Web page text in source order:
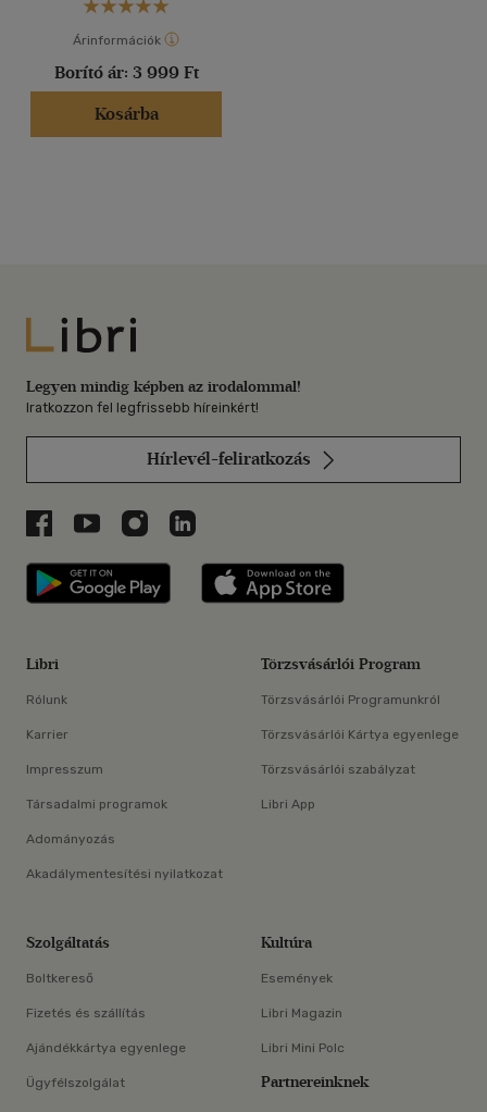
Árinformációk
Borító ár: 3 999 Ft
Kosárba
Libri
Legyen mindig képben az irodalommal!
Iratkozzon fel legfrissebb híreinkért!
Hírlevél-feliratkozás
Libri a Facebookon
Libri a Youtube-on
Libri az Instagramon
Libri a LinkedInen
Libri applikáció Szerezd meg: Google
Libri
Rólunk
Karrier
Impresszum
Társadalmi programok
Adományozás
Akadálymentesítési nyilatkozat
Törzsvásárlói Program
Törzsvásárlói Programunkról
Törzsvásárlói Kártya egyenlege
Törzsvásárlói szabályzat
Libri App
Szolgáltatás
Boltkereső
Fizetés és szállítás
Ajándékkártya egyenlege
Ügyfélszolgálat
Kultúra
Események
Libri Magazin
Libri Mini Polc
Partnereinknek